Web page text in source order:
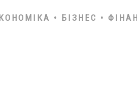
• БІЗНЕС •